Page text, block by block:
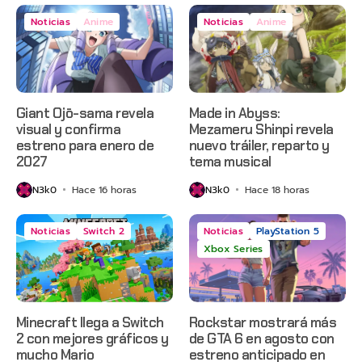
Noticias Anime
Giant Ojō-sama revela
visual y confirma
estreno para enero de
2027
N3k0 Hace 16 horas
Noticias Anime
Made in Abyss:
Mezameru Shinpi revela
nuevo tráiler, reparto y
tema musical
N3k0 Hace 18 horas
Noticias Switch 2
Minecraft llega a Switch
2 con mejores gráficos y
mucho Mario
Noticias
PlayStation 5
Xbox Series
Rockstar mostrará más
de GTA 6 en agosto con
estreno anticipado en